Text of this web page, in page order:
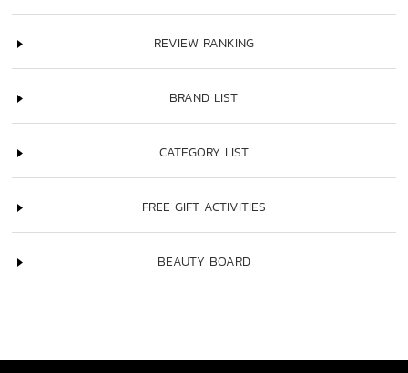
REVIEW RANKING
BRAND LIST
CATEGORY LIST
FREE GIFT ACTIVITIES
BEAUTY BOARD